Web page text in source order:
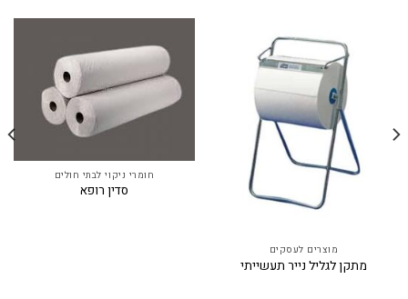
מוצרים לעסקים
מתקן לגליל נייר תעשייתי
חומרי ניקוי לבתי חולים
סדין רופא